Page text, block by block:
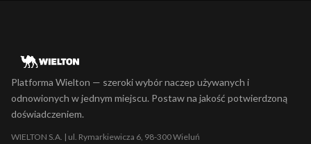
Platforma Wielton — szeroki wybór naczep używanych i
odnowionych w jednym miejscu. Postaw na jakość potwierdzoną
doświadczeniem.
WIELTON S.A. | ul. Rymarkiewicza 6, 98-300 Wieluń